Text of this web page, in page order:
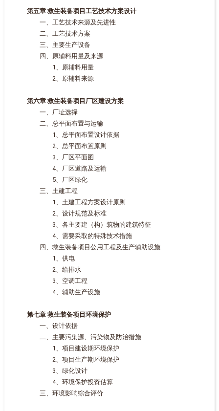
第五章 救生装备项目工艺技术方案设计
一、工艺技术来源及先进性
二、工艺技术方案
三、主要生产设备
四、原辅料用量及来源
1、原辅料用量
2、原辅料来源
第六章 救生装备项目厂区建设方案
一、厂址选择
二、总平面布置与运输
1、总平面布置设计依据
2、总平面布置原则
3、厂区平面图
4、厂区道路及运输
5、厂区绿化
三、土建工程
1、土建工程方案设计原则
2、设计规范及标准
3、各主要建（构）筑物的建筑特征
4、需要采取的特殊技术措施
四、救生装备项目公用工程及生产辅助设施
1、供电
2、给排水
3、空调工程
4、辅助生产设施
第七章 救生装备项目环境保护
一、设计依据
二、主要污染源、污染物及防治措施
1、项目建设期环境保护
2、项目生产期环境保护
3、绿化设计
4、环境保护投资估算
三、环境影响综合评价